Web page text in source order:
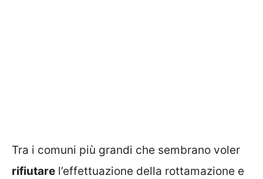
Tra i comuni più grandi che sembrano voler
rifiutare l’effettuazione della rottamazione e